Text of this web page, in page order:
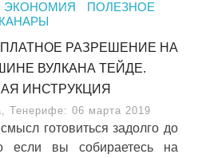
ЭКОНОМИЯ
ПОЛЕЗНОЕ
КАНАРЫ
РАЗРЕШЕНИЕ НА
ВУЛКАНА ТЕЙДЕ.
ИНСТРУКЦИЯ
Тенерифе: 06 марта 2019
готовиться задолго до
если вы собираетесь на